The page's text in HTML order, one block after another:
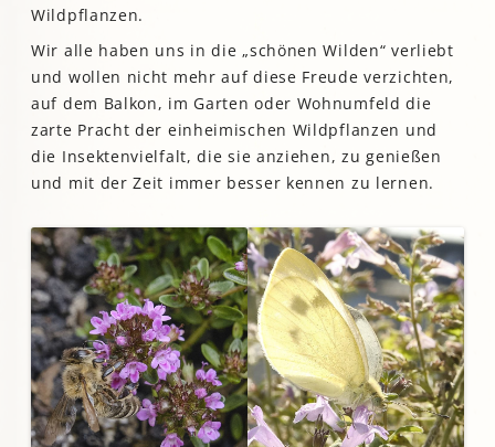
Wildpflanzen.
Wir alle haben uns in die „schönen Wilden“ verliebt
und wollen nicht mehr auf diese Freude verzichten,
auf dem Balkon, im Garten oder Wohnumfeld die
zarte Pracht der einheimischen Wildpflanzen und
die Insektenvielfalt, die sie anziehen, zu genießen
und mit der Zeit immer besser kennen zu lernen.